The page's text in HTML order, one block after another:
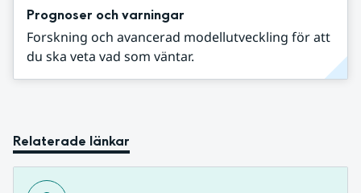
Prognoser och varningar
Forskning och avancerad modellutveckling för att
du ska veta vad som väntar.
Relaterade länkar